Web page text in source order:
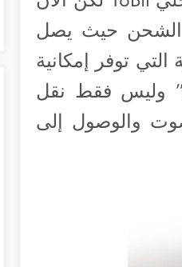
الشحن حيث يصل
توفر إمكانية
وليس فقط نقل
والوصول إلى